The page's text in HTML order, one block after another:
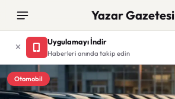
Yazar Gazetesi
Uygulamayı İndir
Haberleri anında takip edin
Otomobil